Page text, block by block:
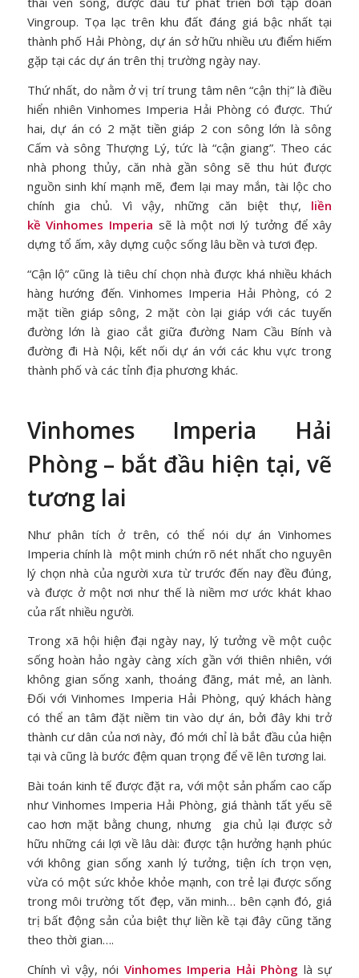
Vingroup. Tọa lạc trên khu đất đáng giá bậc nhất tại
thành phố Hải Phòng, dự án sở hữu nhiều ưu điểm hiếm
gặp tại các dự án trên thị trường ngày nay.
Thứ nhất, do nằm ở vị trí trung tâm nên “cận thị” là điều
hiển nhiên Vinhomes Imperia Hải Phòng có được. Thứ
hai, dự án có 2 mặt tiền giáp 2 con sông lớn là sông
Cấm và sông Thượng Lý, tức là “cận giang”. Theo các
nhà phong thủy, căn nhà gần sông sẽ thu hút được
nguồn sinh khí mạnh mẽ, đem lại may mắn, tài lộc cho
chính gia chủ. Vì vậy, những căn biệt thự, liền
kề Vinhomes Imperia sẽ là một nơi lý tưởng để xây
dựng tổ ấm, xây dựng cuộc sống lâu bền và tươi đẹp.
“Cận lộ” cũng là tiêu chí chọn nhà được khá nhiều khách
hàng hướng đến. Vinhomes Imperia Hải Phòng, có 2
mặt tiền giáp sông, 2 mặt còn lại giáp với các tuyến
đường lớn là giao cắt giữa đường Nam Cầu Bính và
đường đi Hà Nội, kết nối dự án với các khu vực trong
thành phố và các tỉnh địa phương khác.
Vinhomes Imperia Hải
Phòng – bắt đầu hiện tại, vẽ
tương lai
Như phân tích ở trên, có thể nói dự án Vinhomes
Imperia chính là một minh chứn rõ nét nhất cho nguyên
lý chọn nhà của người xưa từ trước đến nay đều đúng,
và được ở một nơi như thế là niềm mơ ước khát khao
của rất nhiều người.
Trong xã hội hiện đại ngày nay, lý tưởng về một cuộc
sống hoàn hảo ngày càng xích gần với thiên nhiên, với
không gian sống xanh, thoáng đãng, mát mẻ, an lành.
Đối với Vinhomes Imperia Hải Phòng, quý khách hàng
có thể an tâm đặt niềm tin vào dự án, bởi đây khi trở
thành cư dân của nơi này, đó mới chỉ là bắt đầu của hiện
tại và cũng là bước đệm quan trọng để vẽ lên tương lai.
Bài toán kinh tế được đặt ra, với một sản phẩm cao cấp
như Vinhomes Imperia Hải Phòng, giá thành tất yếu sẽ
cao hơn mặt bằng chung, nhưng gia chủ lại được sở
hữu những cái lợi về lâu dài: được tận hưởng hạnh phúc
với không gian sống xanh lý tưởng, tiện ích trọn vẹn,
vừa có một sức khỏe khỏe mạnh, con trẻ lại được sống
trong môi trường tốt đẹp, văn minh… bên cạnh đó, giá
trị bất động sản của biệt thự liền kề tại đây cũng tăng
theo thời gian….
Chính vì vậy, nói Vinhomes Imperia Hải Phòng là sự